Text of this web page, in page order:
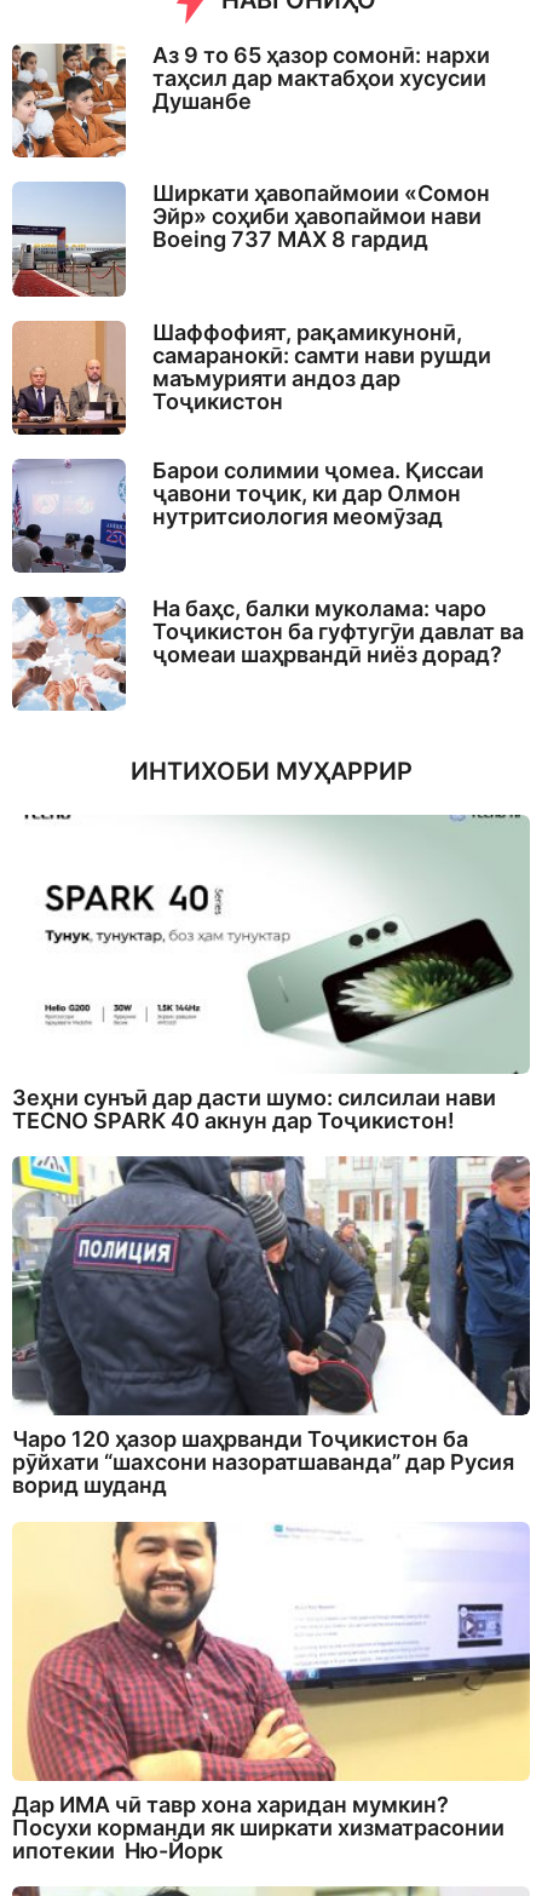
Аз 9 то 65 ҳазор сомонӣ: нархи
таҳсил дар мактабҳои хусусии
Душанбе
Ширкати ҳавопаймоии «Сомон
Эйр» соҳиби ҳавопаймои нави
Boeing 737 MAX 8 гардид
Шаффофият, рақамикунонӣ,
самаранокӣ: самти нави рушди
маъмурияти андоз дар
Тоҷикистон
Барои солимии ҷомеа. Қиссаи
ҷавони тоҷик, ки дар Олмон
нутритсиология меомӯзад
На баҳс, балки муколама: чаро
Тоҷикистон ба гуфтугӯи давлат ва
ҷомеаи шаҳрвандӣ ниёз дорад?
ИНТИХОБИ МУҲАРРИР
Зеҳни сунъӣ дар дасти шумо: силсилаи нави
TECNO SPARK 40 акнун дар Тоҷикистон!
Чаро 120 ҳазор шаҳрванди Тоҷикистон ба
рӯйхати “шахсони назоратшаванда” дар Русия
ворид шуданд
Дар ИМА чӣ тавр хона харидан мумкин?
Посухи корманди як ширкати хизматрасонии
ипотекии Ню-Йорк